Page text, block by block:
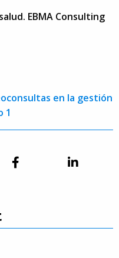
EBMA Consulting
en la gestión
1